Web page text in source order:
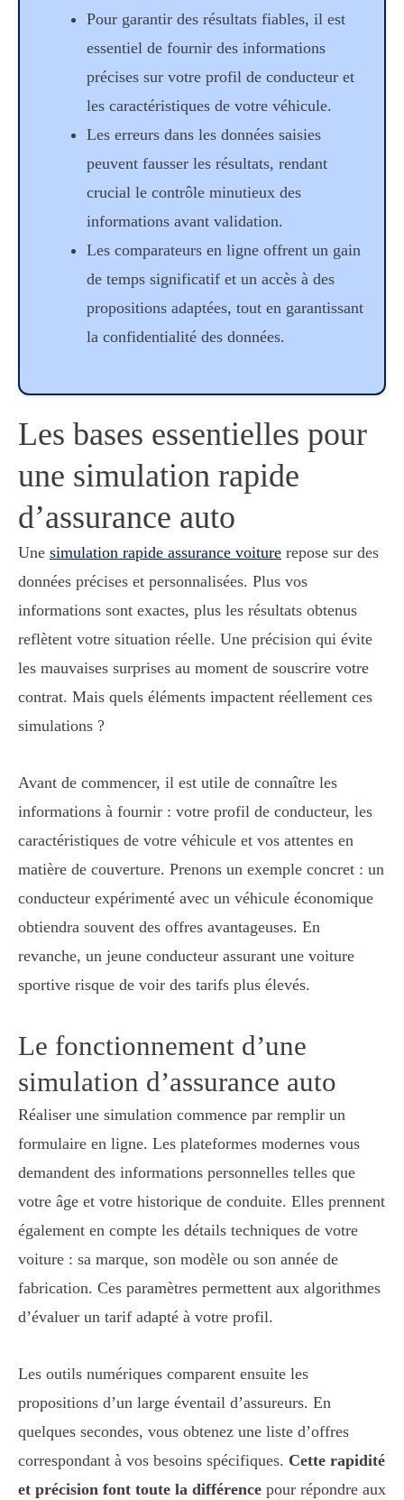
Pour garantir des résultats fiables, il est
essentiel de fournir des informations
précises sur votre profil de conducteur et
les caractéristiques de votre véhicule.
Les erreurs dans les données saisies
peuvent fausser les résultats, rendant
crucial le contrôle minutieux des
informations avant validation.
Les comparateurs en ligne offrent un gain
de temps significatif et un accès à des
propositions adaptées, tout en garantissant
la confidentialité des données.
Les bases essentielles pour
une simulation rapide
d’assurance auto
Une simulation rapide assurance voiture repose sur des
données précises et personnalisées. Plus vos
informations sont exactes, plus les résultats obtenus
reflètent votre situation réelle. Une précision qui évite
les mauvaises surprises au moment de souscrire votre
contrat. Mais quels éléments impactent réellement ces
simulations ?
Avant de commencer, il est utile de connaître les
informations à fournir : votre profil de conducteur, les
caractéristiques de votre véhicule et vos attentes en
matière de couverture. Prenons un exemple concret : un
conducteur expérimenté avec un véhicule économique
obtiendra souvent des offres avantageuses. En
revanche, un jeune conducteur assurant une voiture
sportive risque de voir des tarifs plus élevés.
Le fonctionnement d’une
simulation d’assurance auto
Réaliser une simulation commence par remplir un
formulaire en ligne. Les plateformes modernes vous
demandent des informations personnelles telles que
votre âge et votre historique de conduite. Elles prennent
également en compte les détails techniques de votre
voiture : sa marque, son modèle ou son année de
fabrication. Ces paramètres permettent aux algorithmes
d’évaluer un tarif adapté à votre profil.
Les outils numériques comparent ensuite les
propositions d’un large éventail d’assureurs. En
quelques secondes, vous obtenez une liste d’offres
correspondant à vos besoins spécifiques. Cette rapidité
et précision font toute la différence pour répondre aux